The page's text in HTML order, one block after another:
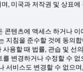
, 미국과 저작권 및 상표에
콘텐츠에 액세스 하거나
지침을 준수할 것에 동의
용할 때 법률, 관습 및 선
를 변경하거나 수정할 수
서비스도 변경할 수 없으